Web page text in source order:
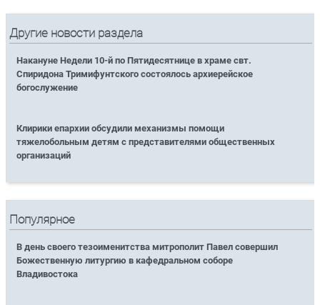
Другие новости раздела
Накануне Недели 10-й по Пятидесятнице в храме свт.
Спиридона Тримифунтского состоялось архиерейское
богослужение
Клирики епархии обсудили механизмы помощи
тяжелобольным детям с представителями общественных
организаций
Популярное
В день своего тезоименитства митрополит Павел совершил
Божественную литургию в кафедральном соборе
Владивостока